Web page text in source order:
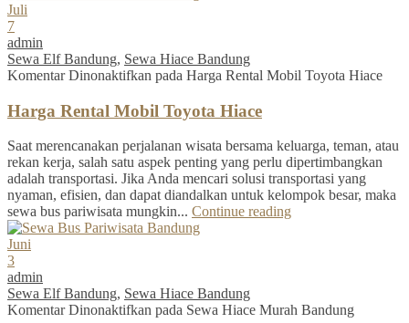
Juli
7
admin
Sewa Elf Bandung, Sewa Hiace Bandung
Komentar Dinonaktifkan pada Harga Rental Mobil Toyota Hiace
Harga Rental Mobil Toyota Hiace
Saat merencanakan perjalanan wisata bersama keluarga, teman, atau
rekan kerja, salah satu aspek penting yang perlu dipertimbangkan
adalah transportasi. Jika Anda mencari solusi transportasi yang
nyaman, efisien, dan dapat diandalkan untuk kelompok besar, maka
sewa bus pariwisata mungkin... Continue reading
Juni
3
admin
Sewa Elf Bandung, Sewa Hiace Bandung
Komentar Dinonaktifkan pada Sewa Hiace Murah Bandung